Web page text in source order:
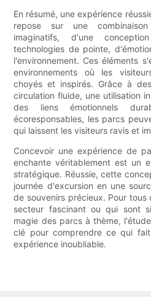
En résumé, une expérience
repose sur une
imaginatifs, d'une
technologies de pointe,
l'environnement. Ces éléments
environnements où les
choyés et inspirés. Grâce à
circulation fluide, une utilisation
des liens émotionnels
écoresponsables, les parcs
qui laissent les visiteurs ravis et
Concevoir une expérience de
enchante véritablement est un
stratégique. Réussie, cette
journée d'excursion en une
de souvenirs précieux. Pour
secteur fascinant ou qui sont
magie des parcs à thème,
clé pour comprendre ce qui
expérience inoubliable.